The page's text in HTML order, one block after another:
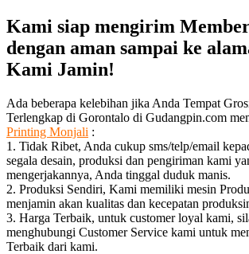
Kami siap mengirim
dengan aman sampai ke
Kami Jamin!
Ada beberapa kelebihan jika Anda Tempat
Terlengkap di Gorontalo di Gudangpin.com
Printing Monjali :
1. Tidak Ribet, Anda cukup sms/telp/email
segala desain, produksi dan pengiriman kami
mengerjakannya, Anda tinggal duduk manis.
2. Produksi Sendiri, Kami memiliki mesin
menjamin akan kualitas dan kecepatan
3. Harga Terbaik, untuk customer loyal kami,
menghubungi Customer Service kami untuk
Terbaik dari kami.